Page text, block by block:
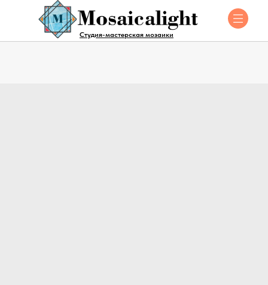
Студия-мастерская мозаики